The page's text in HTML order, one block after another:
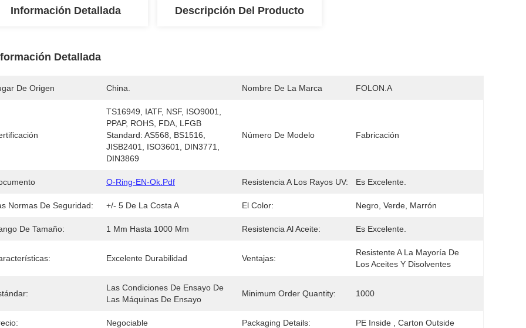
Información Detallada Descripción Del Producto
Detallada
De Origen China. Nombre De La Marca FOLON.A
TS16949, IATF, NSF, ISO9001,
PPAP, ROHS, FDA, LFGB
Standard: AS568, BS1516,
JISB2401, ISO3601, DIN3771,
DIN3869
Número De Modelo Fabricación
O-Ring-EN-Ok.pdf Resistencia A Los Rayos UV: Es Excelente.
Normas De Seguridad: +/- 5 De La Costa A El Color: Negro, Verde, Marrón
De Tamaño: 1 Mm Hasta 1000 Mm Resistencia Al Aceite: Es Excelente.
Excelente Durabilidad Ventajas:
Resistente A La Mayoría De
Los Aceites Y Disolventes
Las Condiciones De Ensayo De
Las Máquinas De Ensayo
Minimum Order Quantity: 1000
Negociable Packaging Details: PE Inside , Carton Outside